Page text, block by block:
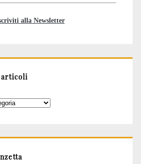
alla Newsletter
articoli